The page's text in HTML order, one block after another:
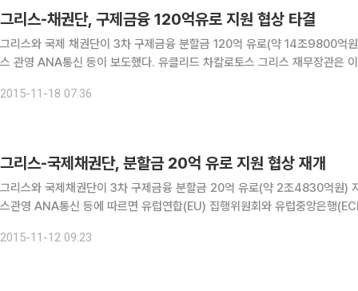
그리스-채권단, 구제금융 120억유로 지원 협상 타결
그리스와 국제 채권단이 3차 구제금융 분할금 120억 유로(약 14조9800억
스 관영 ANA통신 등이 보도했다. 유클리드 차칼로토스 그리스 재무장관은 이날 오전 아테네에서 채권단과 협상을 마치고 “우리는 48개
2015-11-18 07:36
그리스-국제채권단, 분할금 20억 유로 지원 협상 재개
그리스와 국제채권단이 3차 구제금융 분할금 20억 유로(약 2조4830억원) 지급을 결정하
스관영 ANA통신 등에 따르면 유럽연합(EU) 집행위원회와 유럽중앙은행
2015-11-12 09:23